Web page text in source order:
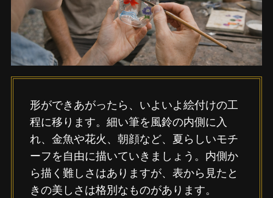
形ができあがったら、いよいよ絵付けの工
程に移ります。細い筆を風鈴の内側に入
れ、金魚や花火、朝顔など、夏らしいモチ
ーフを自由に描いていきましょう。内側か
ら描く難しさはありますが、表から見たと
きの美しさは格別なものがあります。